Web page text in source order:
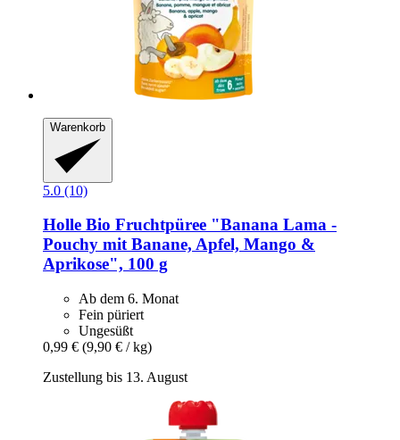
Warenkorb
5.0 (10)
Holle Bio Fruchtpüree "Banana Lama -​
Pouchy mit Banane, Apfel, Mango &
Aprikose", 100 g
Ab dem 6. Monat
Fein püriert
Ungesüßt
0,99 € (9,90 € / kg)
Zustellung bis 13. August